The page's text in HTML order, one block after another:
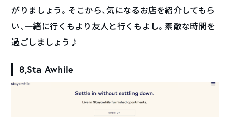
がりましょう。そこから、気になるお店を紹介してもら
い、一緒に行くもより友人と行くもよし。素敵な時間を
過ごしましょう♪
8,Sta Awhile